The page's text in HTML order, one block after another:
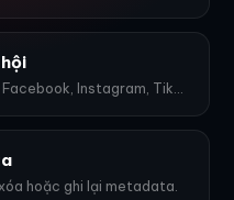
Xem vùng ảnh bị cắt trên Facebook, Instagram, TikTok, YouTube...
hoặc ghi lại metadata.